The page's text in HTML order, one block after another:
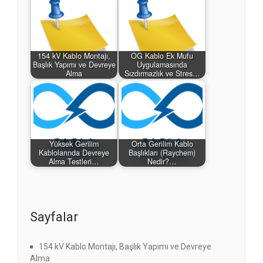
154 kV Kablo Montajı,
Başlık Yapımı ve Devreye
Alma
OG Kablo Ek Mufu
Uygulamasında
Sızdırmazlık ve Stres…
Yüksek Gerilim
Kablolarında Devreye
Alma Testleri…
Orta Gerilim Kablo
Başlıkları (Raychem)
Nedir?…
Sayfalar
154 kV Kablo Montajı, Başlık Yapımı ve Devreye
Alma